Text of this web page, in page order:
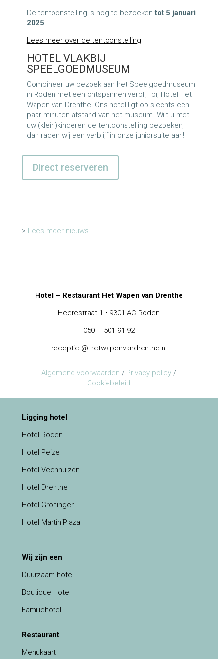
De tentoonstelling is nog te bezoekentot 5 januari
2025.
Lees meer over de tentoonstelling
HOTEL VLAKBIJ
SPEELGOEDMUSEUM
Combineer uw bezoek aan het Speelgoedmuseum
in Roden met een ontspannen verblijf bij Hotel Het
Wapen van Drenthe. Ons hotel ligt op slechts een
paar minuten afstand van het museum. Wilt u met
uw (klein)kinderen de tentoonstelling bezoeken,
dan raden wij een verblijf in onze juniorsuite aan!
Direct reserveren
> Lees meer nieuws
Hotel – Restaurant Het Wapen van Drenthe
Heerestraat 1 • 9301 AC Roden
050 – 501 91 92
receptie @ hetwapenvandrenthe.nl
Algemene voorwaarden / Privacy policy /
Cookiebeleid
Ligging hotel
Hotel Roden
Hotel Peize
Hotel Veenhuizen
Hotel Drenthe
Hotel Groningen
Hotel MartiniPlaza
Wij zijn een
Duurzaam hotel
Boutique Hotel
Familiehotel
Restaurant
Menukaart